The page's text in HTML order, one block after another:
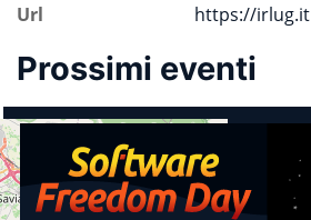
Url https://irlug.it
Prossimi eventi